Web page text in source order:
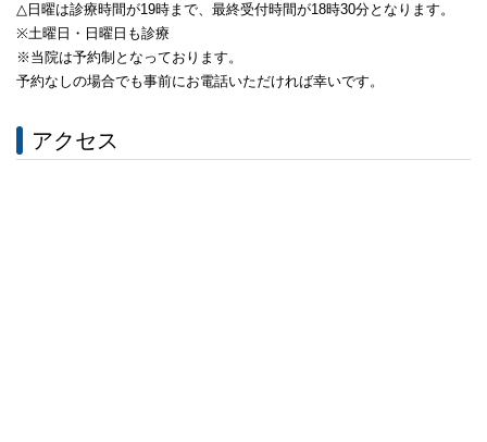
△日曜は診療時間が19時まで、最終受付時間が18時30分となります。
※土曜日・日曜日も診療
※当院は予約制となっております。
予約なしの場合でも事前にお電話いただければ幸いです。
アクセス